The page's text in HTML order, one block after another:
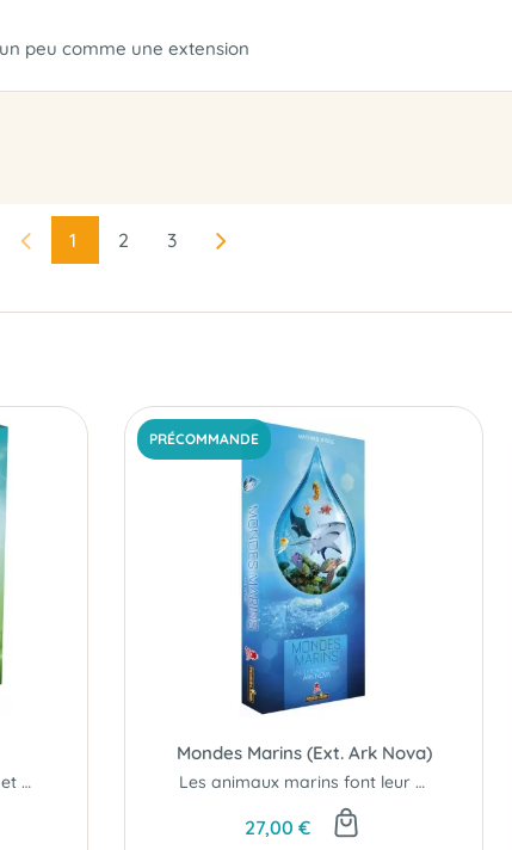
peu comme une extension
1 2 3
Concevez un zoo moderne et responsable...
PRÉCOMMANDE
Mondes Marins (Ext. Ark Nova)
Les animaux marins font leur entrée au zoo...
27,00 €